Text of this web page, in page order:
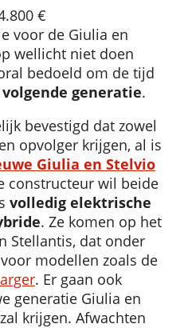
€
voor de Giulia en
wellicht niet doen
bedoeld om de tijd
volgende generatie.
bevestigd dat zowel
opvolger krijgen, al is
Giulia en Stelvio
constructeur wil beide
volledig elektrische
. Ze komen op het
Stellantis, dat onder
modellen zoals de
. Er gaan ook
generatie Giulia en
krijgen. Afwachten